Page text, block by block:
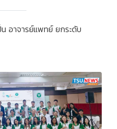
อาจารย์แพทย์ ยกระดับ